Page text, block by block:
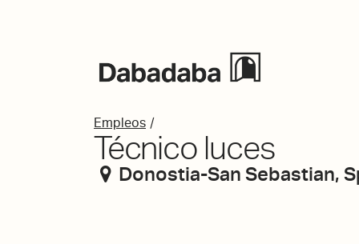
Empleos /
Técnico luces
Donostia-San Sebastian,